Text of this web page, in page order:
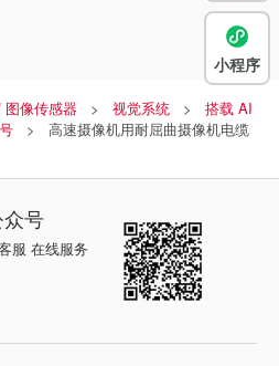
图像传感器 视觉系统
搭载 AI
高速摄像机用耐屈曲摄像机电缆
号
服 在线服务
小程序